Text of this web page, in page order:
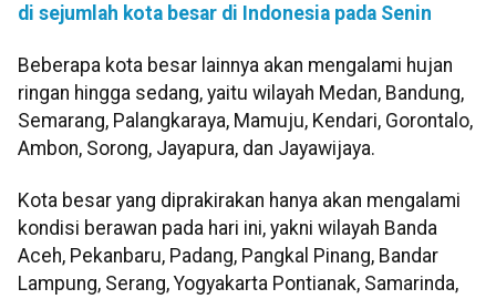
di sejumlah kota besar di Indonesia pada Senin
Beberapa kota besar lainnya akan mengalami hujan
ringan hingga sedang, yaitu wilayah Medan, Bandung,
Semarang, Palangkaraya, Mamuju, Kendari, Gorontalo,
Ambon, Sorong, Jayapura, dan Jayawijaya.
Kota besar yang diprakirakan hanya akan mengalami
kondisi berawan pada hari ini, yakni wilayah Banda
Aceh, Pekanbaru, Padang, Pangkal Pinang, Bandar
Lampung, Serang, Yogyakarta Pontianak, Samarinda,